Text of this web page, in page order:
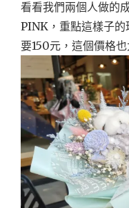
看看我們兩個人做的
PINK，重點這樣子的
要150元，這個價格也